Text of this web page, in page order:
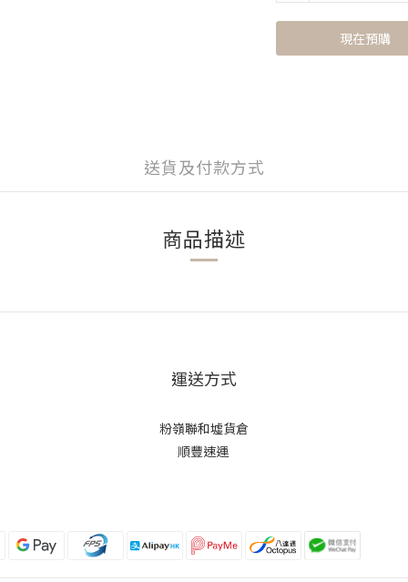
現在預購
送貨及付款方式
商品描述
運送方式
粉嶺聯和墟貨倉
順豐速運